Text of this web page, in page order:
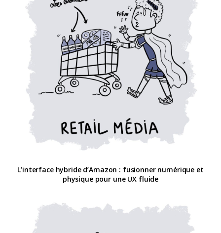
L’interface hybride d’Amazon : fusionner numérique et
physique pour une UX fluide